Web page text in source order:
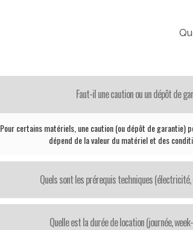
Faut-il une caution ou un dépôt de
Pour certains matériels, une caution (ou dépôt de garantie)
dépend de la valeur du matériel et des
Quels sont les prérequis techniques (électricité,
Quelle est la durée de location (journée,